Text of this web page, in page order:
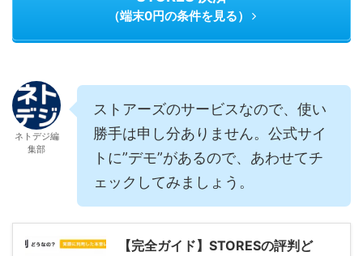
（端末0円の条件を見る）
ネトデジ編
集部
ストアーズのサービスなので、使い
勝手は申し分ありません。公式サイ
トに”デモ”があるので、あわせてチ
ェックしてみましょう。
【完全ガイド】STORESの評判ど